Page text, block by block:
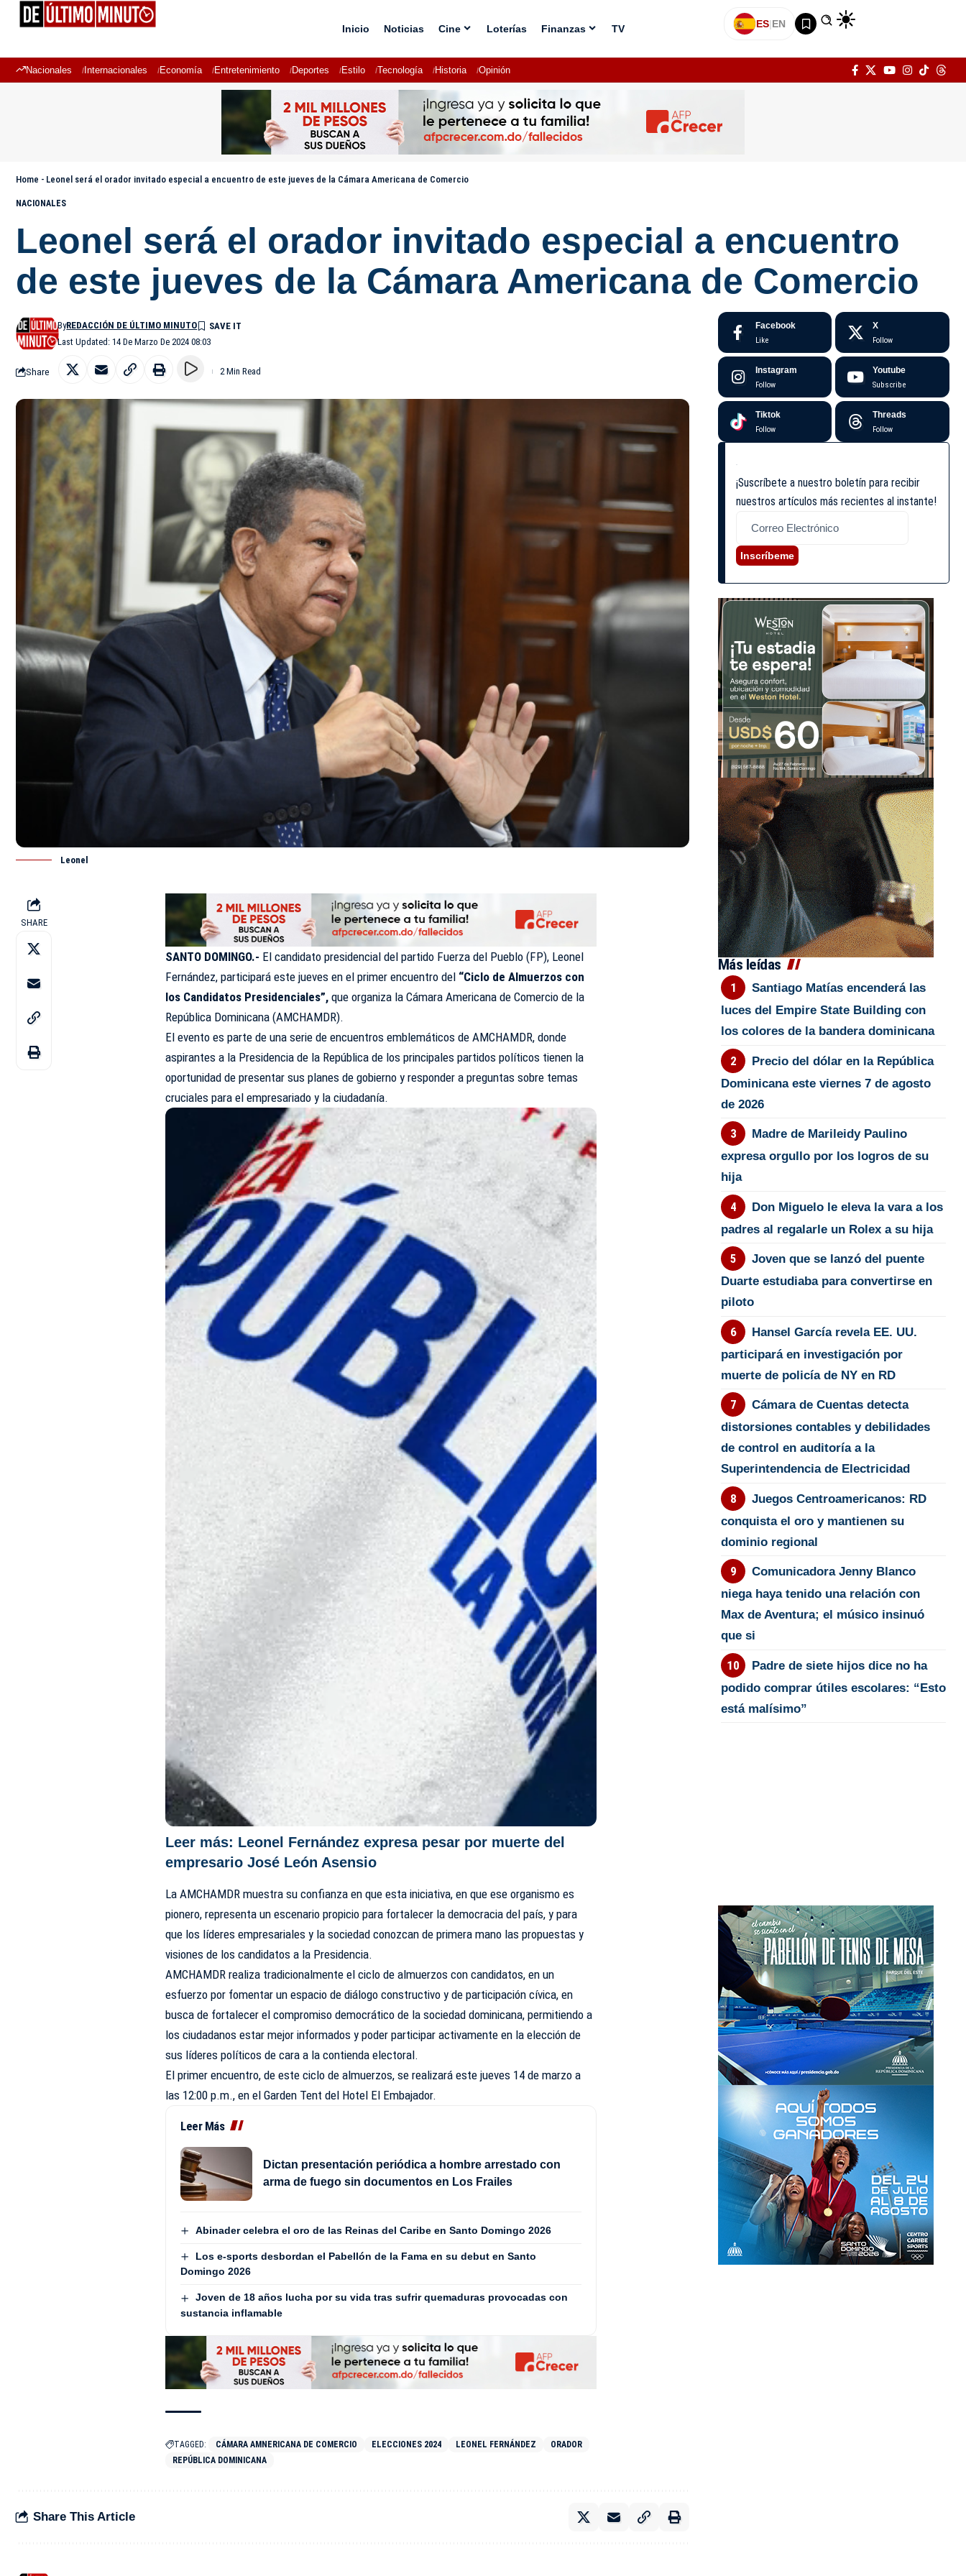
Inicio Noticias Cine Loterías Finanzas TV ES|EN
Nacionales Internacionales Economía Entretenimiento Deportes Estilo Tecnología Historia Opinión
Home - Leonel será el orador invitado especial a encuentro de este jueves de la Cámara Americana de Comercio
NACIONALES
Leonel será el orador invitado especial a encuentro
de este jueves de la Cámara Americana de Comercio
Last Updated: 14 De Marzo De 2024 08:03
ByREDACCIÓN DE ÚLTIMO MINUTO
Share 2 Min Read
Leonel
SHARE
SANTO DOMINGO.- El candidato presidencial del partido Fuerza del Pueblo (FP), Leonel
Fernández, participará este jueves en el primer encuentro del “Ciclo de Almuerzos con
los Candidatos Presidenciales”, que organiza la Cámara Americana de Comercio de la
República Dominicana (AMCHAMDR).
El evento es parte de una serie de encuentros emblemáticos de AMCHAMDR, donde
aspirantes a la Presidencia de la República de los principales partidos políticos tienen la
oportunidad de presentar sus planes de gobierno y responder a preguntas sobre temas
cruciales para el empresariado y la ciudadanía.
Leer más: Leonel Fernández expresa pesar por muerte del
empresario José León Asensio
La AMCHAMDR muestra su confianza en que esta iniciativa, en que ese organismo es
pionero, representa un escenario propicio para fortalecer la democracia del país, y para
que los líderes empresariales y la sociedad conozcan de primera mano las propuestas y
visiones de los candidatos a la Presidencia.
AMCHAMDR realiza tradicionalmente el ciclo de almuerzos con candidatos, en un
esfuerzo por fomentar un espacio de diálogo constructivo y de participación cívica, en
busca de fortalecer el compromiso democrático de la sociedad dominicana, permitiendo a
los ciudadanos estar mejor informados y poder participar activamente en la elección de
sus líderes políticos de cara a la contienda electoral.
El primer encuentro, de este ciclo de almuerzos, se realizará este jueves 14 de marzo a
las 12:00 p.m., en el Garden Tent del Hotel El Embajador.
Leer Más
Dictan presentación periódica a hombre arrestado con
arma de fuego sin documentos en Los Frailes
Abinader celebra el oro de las Reinas del Caribe en Santo Domingo 2026
Los e-sports desbordan el Pabellón de la Fama en su debut en Santo
Domingo 2026
Joven de 18 años lucha por su vida tras sufrir quemaduras provocadas con
sustancia inflamable
TAGGED: CÁMARA AMNERICANA DE COMERCIO ELECCIONES 2024 LEONEL FERNÁNDEZ
ORADOR
REPÚBLICA DOMINICANA
Share This Article
Facebook
Like
X
Follow
Instagram
Follow
Youtube
Subscribe
Tiktok
Follow
Threads
Follow
¡Suscríbete a nuestro boletín para recibir
nuestros artículos más recientes al instante!
Inscríbeme
Más leídas
Santiago Matías encenderá las
luces del Empire State Building con
los colores de la bandera dominicana
Precio del dólar en la República
Dominicana este viernes 7 de agosto
de 2026
Madre de Marileidy Paulino
expresa orgullo por los logros de su
hija
Don Miguelo le eleva la vara a los
padres al regalarle un Rolex a su hija
Joven que se lanzó del puente
Duarte estudiaba para convertirse en
piloto
Hansel García revela EE. UU.
participará en investigación por
muerte de policía de NY en RD
Cámara de Cuentas detecta
distorsiones contables y debilidades
de control en auditoría a la
Superintendencia de Electricidad
Juegos Centroamericanos: RD
conquista el oro y mantienen su
dominio regional
Comunicadora Jenny Blanco
niega haya tenido una relación con
Max de Aventura; el músico insinuó
que si
Padre de siete hijos dice no ha
podido comprar útiles escolares: “Esto
está malísimo”